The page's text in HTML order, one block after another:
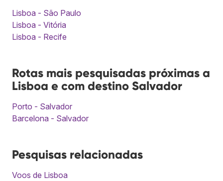
Lisboa - São Paulo
Lisboa - Vitória
Lisboa - Recife
Rotas mais pesquisadas próximas a
Lisboa e com destino Salvador
Porto - Salvador
Barcelona - Salvador
Pesquisas relacionadas
Voos de Lisboa